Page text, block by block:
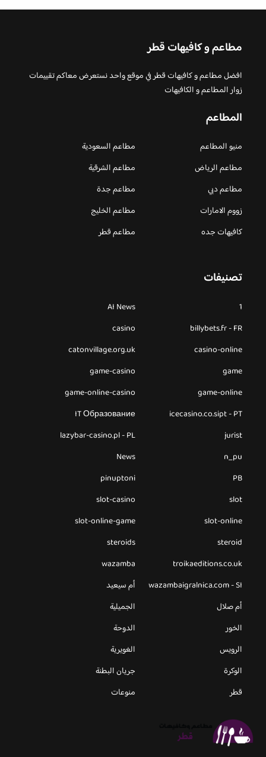
مطاعم و كافيهات قطر
افضل مطاعم و كافيهات قطر في موقع واحد نستعرض معاكم تقييمات
زوار المطاعم و الكافيهات
المطاعم
منيو المطاعم
مطاعم السعودية
مطاعم الرياض
مطاعم الشرقية
مطاعم دبي
مطاعم جدة
زووم الامارات
مطاعم الخليج
كافيهات جده
مطاعم قطر
تصنيفات
1
AI News
billybets.fr - FR
casino
casino-online
catonvillage.org.uk
game
game-casino
game-online
game-online-casino
icecasino.co.sipt - PT
IT Образование
jurist
lazybar-casino.pl - PL
n_pu
News
PB
pinuptoni
slot
slot-casino
slot-online
slot-online-game
steroid
steroids
troikaeditions.co.uk
wazamba
wazambaigralnica.com - SI
أم سيعيد
أم صلال
الجميلية
الخور
الدوحة
الرويس
الغويرية
الوكرة
جريان البطنة
قطر
منوعات